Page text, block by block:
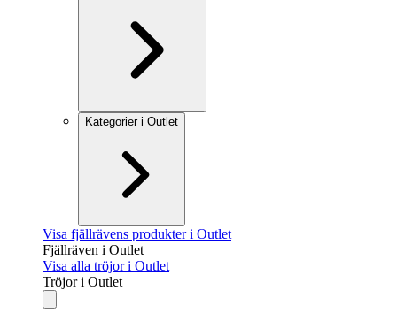
Kategorier i Outlet
Visa fjällrävens produkter i Outlet
Fjällräven i Outlet
Visa alla tröjor i Outlet
Tröjor i Outlet